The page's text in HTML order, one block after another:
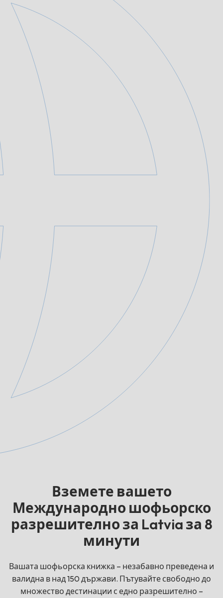
Вземете вашето
Международно шофьорско
разрешително за Latvia за 8
минути
Вашата шофьорска книжка – незабавно преведена и
валидна в над 150 държави. Пътувайте свободно до
множество дестинации с едно разрешително –